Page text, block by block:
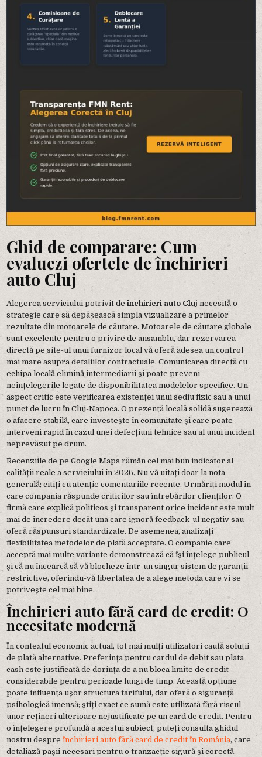
Ghid de comparare: Cum
evaluezi ofertele de închirieri
auto Cluj
Alegerea serviciului potrivit deînchirieri auto Cluj necesită o
strategie care să depășească simpla vizualizare a primelor
rezultate din motoarele de căutare. Motoarele de căutare globale
sunt excelente pentru o privire de ansamblu, dar rezervarea
directă pe site-ul unui furnizor local vă oferă adesea un control
mai mare asupra detaliilor contractuale. Comunicarea directă cu
echipa locală elimină intermediarii și poate preveni
neînțelegerile legate de disponibilitatea modelelor specifice. Un
aspect critic este verificarea existenței unui sediu fizic sau a unui
punct de lucru în Cluj-Napoca. O prezență locală solidă sugerează
o afacere stabilă, care investește în comunitate și care poate
interveni rapid în cazul unei defecțiuni tehnice sau al unui incident
neprevăzut pe drum.
Recenziile de pe Google Maps rămân cel mai bun indicator al
calității reale a serviciului în 2026. Nu vă uitați doar la nota
generală; citiți cu atenție comentariile recente. Urmăriți modul în
care compania răspunde criticilor sau întrebărilor clienților. O
firmă care explică politicos și transparent orice incident este mult
mai de încredere decât una care ignoră feedback-ul negativ sau
oferă răspunsuri standardizate. De asemenea, analizați
flexibilitatea metodelor de plată acceptate. O companie care
acceptă mai multe variante demonstrează că își înțelege publicul
și că nu încearcă să vă blocheze într-un singur sistem de garanții
restrictive, oferindu-vă libertatea de a alege metoda care vi se
potrivește cel mai bine.
Închirieri auto fără card de credit: O
necesitate modernă
În contextul economic actual, tot mai mulți utilizatori caută soluții
de plată alternative. Preferința pentru cardul de debit sau plata
cash este justificată de dorința de a nu bloca limite de credit
considerabile pentru perioade lungi de timp. Această opțiune
poate influența ușor structura tarifului, dar oferă o siguranță
psihologică imensă; știți exact ce sumă este utilizată fără riscul
unor rețineri ulterioare nejustificate pe un card de credit. Pentru
o înțelegere profundă a acestui subiect, puteți consulta ghidul
nostru despreînchirieri auto fără card de credit în România, care
detaliază pașii necesari pentru o tranzacție sigură și corectă.